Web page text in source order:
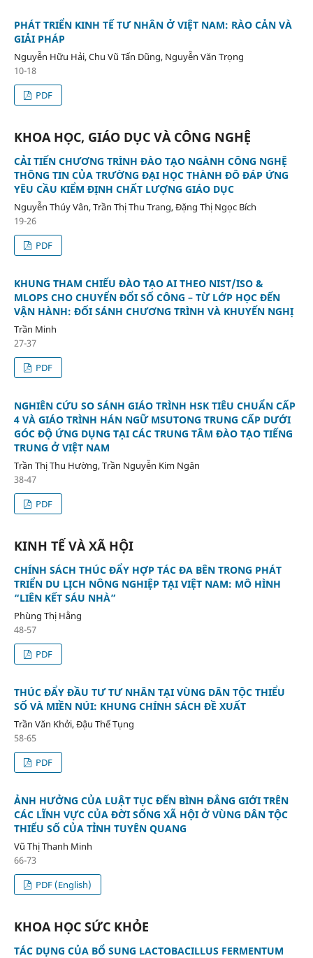
PHÁT TRIỂN KINH TẾ TƯ NHÂN Ở VIỆT NAM: RÀO CẢN VÀ
GIẢI PHÁP
Nguyễn Hữu Hải, Chu Vũ Tấn Dũng, Nguyễn Văn Trọng
10-18
PDF
KHOA HỌC, GIÁO DỤC VÀ CÔNG NGHỆ
CẢI TIẾN CHƯƠNG TRÌNH ĐÀO TẠO NGÀNH CÔNG NGHỆ
THÔNG TIN CỦA TRƯỜNG ĐẠI HỌC THÀNH ĐÔ ĐÁP ỨNG
YÊU CẦU KIỂM ĐỊNH CHẤT LƯỢNG GIÁO DỤC
Nguyễn Thúy Vân, Trần Thị Thu Trang, Đặng Thị Ngọc Bích
19-26
PDF
KHUNG THAM CHIẾU ĐÀO TẠO AI THEO NIST/ISO &
MLOPS CHO CHUYỂN ĐỔI SỐ CÔNG – TỪ LỚP HỌC ĐẾN
VẬN HÀNH: ĐỐI SÁNH CHƯƠNG TRÌNH VÀ KHUYẾN NGHỊ
Trần Minh
27-37
PDF
NGHIÊN CỨU SO SÁNH GIÁO TRÌNH HSK TIÊU CHUẨN CẤP
4 VÀ GIÁO TRÌNH HÁN NGỮ MSUTONG TRUNG CẤP DƯỚI
GÓC ĐỘ ỨNG DỤNG TẠI CÁC TRUNG TÂM ĐÀO TẠO TIẾNG
TRUNG Ở VIỆT NAM
Trần Thị Thu Hường, Trần Nguyễn Kim Ngân
38-47
PDF
KINH TẾ VÀ XÃ HỘI
CHÍNH SÁCH THÚC ĐẨY HỢP TÁC ĐA BÊN TRONG PHÁT
TRIỂN DU LỊCH NÔNG NGHIỆP TẠI VIỆT NAM: MÔ HÌNH
“LIÊN KẾT SÁU NHÀ”
Phùng Thị Hằng
48-57
PDF
THÚC ĐẨY ĐẦU TƯ TƯ NHÂN TẠI VÙNG DÂN TỘC THIỂU
SỐ VÀ MIỀN NÚI: KHUNG CHÍNH SÁCH ĐỀ XUẤT
Trần Văn Khởi, Đậu Thế Tụng
58-65
PDF
ẢNH HƯỞNG CỦA LUẬT TỤC ĐẾN BÌNH ĐẲNG GIỚI TRÊN
CÁC LĨNH VỰC CỦA ĐỜI SỐNG XÃ HỘI Ở VÙNG DÂN TỘC
THIỂU SỐ CỦA TỈNH TUYÊN QUANG
Vũ Thị Thanh Minh
66-73
PDF (English)
KHOA HỌC SỨC KHỎE
TÁC DỤNG CỦA BỔ SUNG LACTOBACILLUS FERMENTUM